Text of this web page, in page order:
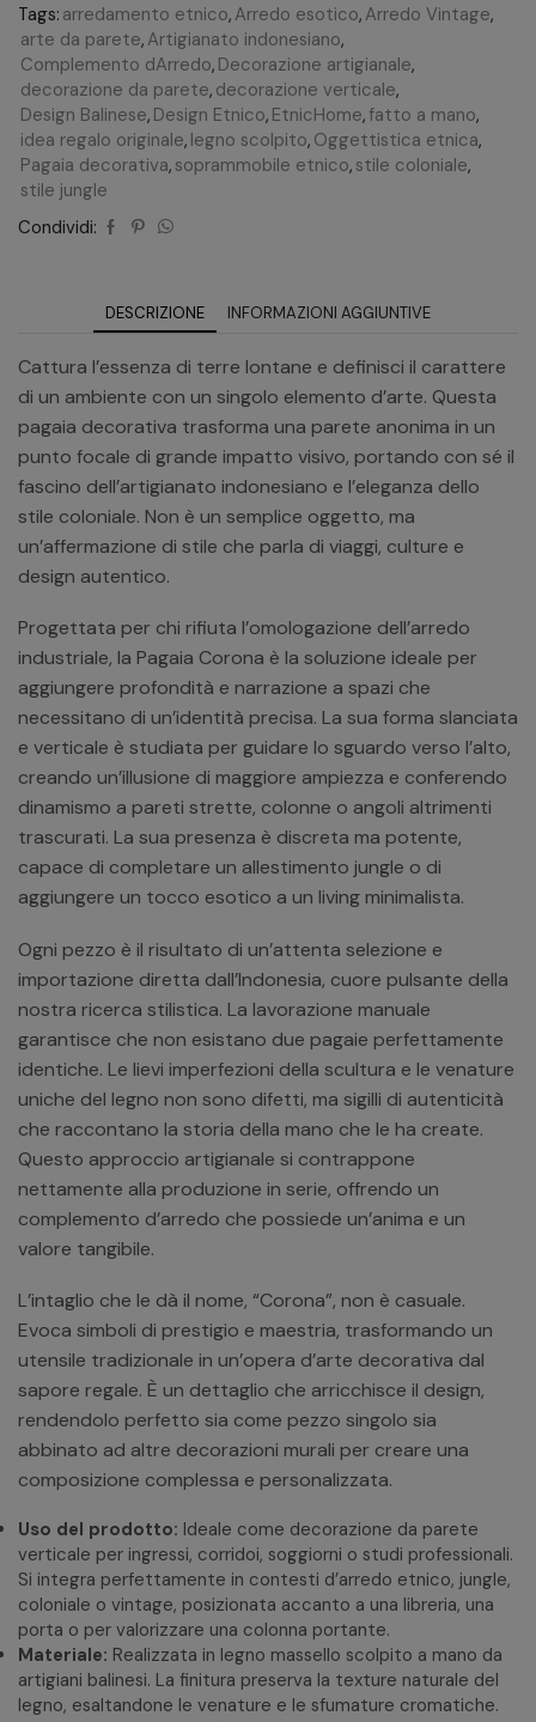
Tags: arredamento etnico, Arredo esotico, Arredo Vintage,
arte da parete, Artigianato indonesiano,
Complemento dArredo, Decorazione artigianale,
decorazione da parete, decorazione verticale,
Design Balinese, Design Etnico, EtnicHome, fatto a mano,
idea regalo originale, legno scolpito, Oggettistica etnica,
Pagaia decorativa, soprammobile etnico, stile coloniale,
stile jungle
Condividi:
DESCRIZIONE INFORMAZIONI AGGIUNTIVE
Cattura l’essenza di terre lontane e definisci il carattere
di un ambiente con un singolo elemento d’arte. Questa
pagaia decorativa trasforma una parete anonima in un
punto focale di grande impatto visivo, portando con sé il
fascino dell’artigianato indonesiano e l’eleganza dello
stile coloniale. Non è un semplice oggetto, ma
un’affermazione di stile che parla di viaggi, culture e
design autentico.
Progettata per chi rifiuta l’omologazione dell’arredo
industriale, la Pagaia Corona è la soluzione ideale per
aggiungere profondità e narrazione a spazi che
necessitano di un’identità precisa. La sua forma slanciata
e verticale è studiata per guidare lo sguardo verso l’alto,
creando un’illusione di maggiore ampiezza e conferendo
dinamismo a pareti strette, colonne o angoli altrimenti
trascurati. La sua presenza è discreta ma potente,
capace di completare un allestimento jungle o di
aggiungere un tocco esotico a un living minimalista.
Ogni pezzo è il risultato di un’attenta selezione e
importazione diretta dall’Indonesia, cuore pulsante della
nostra ricerca stilistica. La lavorazione manuale
garantisce che non esistano due pagaie perfettamente
identiche. Le lievi imperfezioni della scultura e le venature
uniche del legno non sono difetti, ma sigilli di autenticità
che raccontano la storia della mano che le ha create.
Questo approccio artigianale si contrappone
nettamente alla produzione in serie, offrendo un
complemento d’arredo che possiede un’anima e un
valore tangibile.
L’intaglio che le dà il nome, “Corona”, non è casuale.
Evoca simboli di prestigio e maestria, trasformando un
utensile tradizionale in un’opera d’arte decorativa dal
sapore regale. È un dettaglio che arricchisce il design,
rendendolo perfetto sia come pezzo singolo sia
abbinato ad altre decorazioni murali per creare una
composizione complessa e personalizzata.
Uso del prodotto: Ideale come decorazione da parete
verticale per ingressi, corridoi, soggiorni o studi professionali.
Si integra perfettamente in contesti d’arredo etnico, jungle,
coloniale o vintage, posizionata accanto a una libreria, una
porta o per valorizzare una colonna portante.
Materiale: Realizzata in legno massello scolpito a mano da
artigiani balinesi. La finitura preserva la texture naturale del
legno, esaltandone le venature e le sfumature cromatiche.